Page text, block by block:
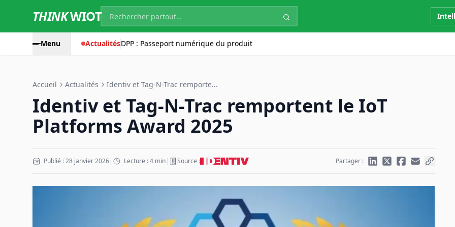
THINKWIOT
Menu ActualitésDPP : Passeport numérique du produit
Accueil Actualités Identiv et Tag-N-Trac remporte...
Identiv et Tag-N-Trac remportent le IoT
Platforms Award 2025
Publié : 28 janvier 2026| Lecture : 4 min| Source : Partager :